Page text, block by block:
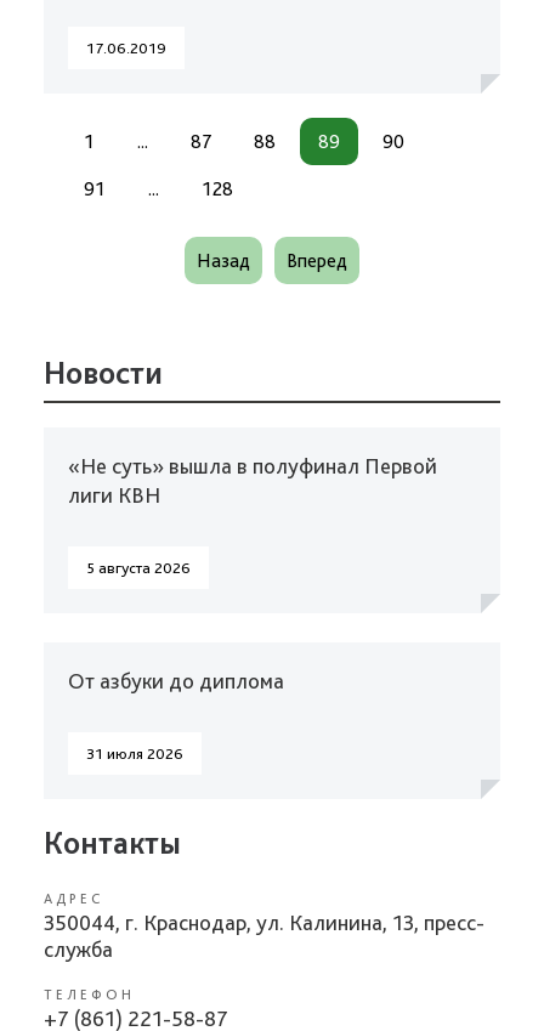
17.06.2019
1 ... 87 88 89 90
91 ... 128
Назад Вперед
Новости
«Не суть» вышла в полуфинал Первой
лиги КВН
5 августа 2026
От азбуки до диплома
31 июля 2026
Контакты
АДРЕС
350044, г. Краснодар, ул. Калинина, 13, пресс-
служба
ТЕЛЕФОН
+7 (861) 221-58-87